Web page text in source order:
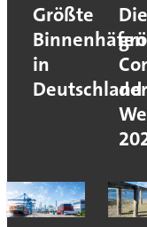
Größte
Binnenhäfen
in
Deutschland
Die
der